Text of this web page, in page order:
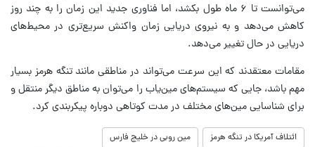
می‌توانست تا ۶ ماه طول بکشد، اما فناوری جدید این زمان را به چند روز
کاهش می‌دهد و به نیروی دریایی زمان واکنش سریع‌تری در محیط‌های
دریایی در حال تغییر می‌دهد.
مقامات معتقدند که این سرعت می‌تواند در مناطقی مانند تنگه هرمز بسیار
مهم باشد، جایی که سیستم‌های مین‌یاب را می‌توان به مناطق دیگر منتقل و
برای شناسایی مین‌های مختلف در مدت کوتاهی دوباره پیکربندی کرد.
ائتلاف آمریکا در تنگه هرمز مین روبی در خلیج فارس